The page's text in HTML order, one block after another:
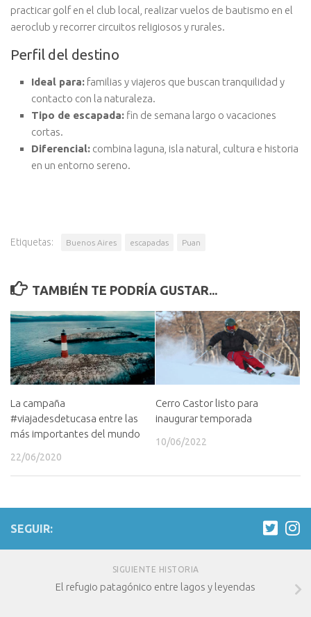
practicar golf en el club local, realizar vuelos de bautismo en el
aeroclub y recorrer circuitos religiosos y rurales.
Perfil del destino
Ideal para: familias y viajeros que buscan tranquilidad y
contacto con la naturaleza.
Tipo de escapada: fin de semana largo o vacaciones
cortas.
Diferencial: combina laguna, isla natural, cultura e historia
en un entorno sereno.
Etiquetas: Buenos Aires escapadas Puan
TAMBIÉN TE PODRÍA GUSTAR...
La campaña
#viajadesdetucasa entre las
más importantes del mundo
22/06/2020
Cerro Castor listo para
inaugurar temporada
10/06/2022
SEGUIR:
SIGUIENTE HISTORIA
El refugio patagónico entre lagos y leyendas